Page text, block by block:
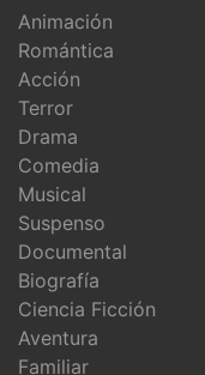
Animación
Romántica
Acción
Terror
Drama
Comedia
Musical
Suspenso
Documental
Biografía
Ciencia Ficción
Aventura
Familiar